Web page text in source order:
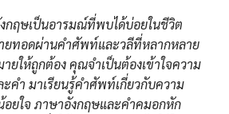
กฤษเป็นอารมณ์ที่พบได้บ่อยในชีวิต
ยทอดผ่านคำศัพท์และวลีที่หลากหลาย
ยให้ถูกต้อง คุณจำเป็นต้องเข้าใจความ
คำ มาเรียนรู้คำศัพท์เกี่ยวกับความ
อยใจ ภาษาอังกฤษและคําคมอกหัก